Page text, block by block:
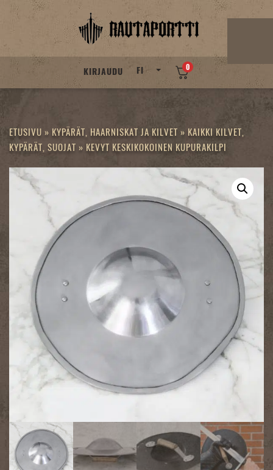
Skip
KIRJAUDU FI 0
ETUSIVU » KYPÄRÄT, HAARNISKAT JA KILVET » KAIKKI KILVET,
KYPÄRÄT, SUOJAT » KEVYT KESKIKOKOINEN KUPURAKILPI